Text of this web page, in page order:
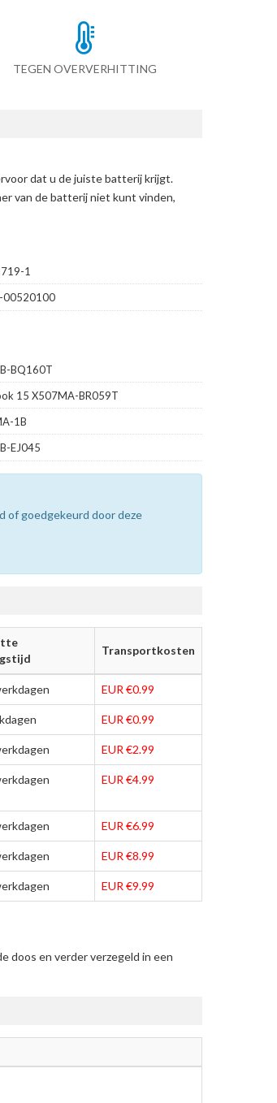
TEGEN OVERVERHITTING
dat u de juiste batterij krijgt.
van de batterij niet kunt vinden,
1
00520100
BQ160T
15 X507MA-BR059T
1B
EJ045
of goedgekeurd door deze
Transportkosten
EUR €0.99
EUR €0.99
EUR €2.99
EUR €4.99
EUR €6.99
EUR €8.99
EUR €9.99
doos en verder verzegeld in een